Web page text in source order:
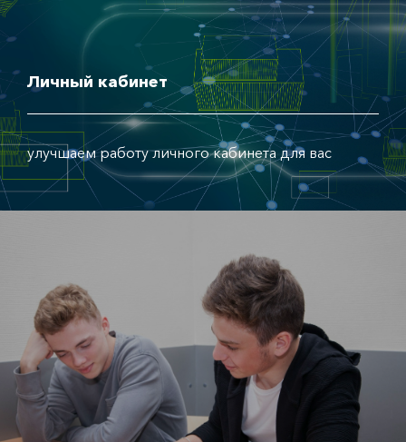
Личный кабинет
улучшаем работу личного кабинета для вас